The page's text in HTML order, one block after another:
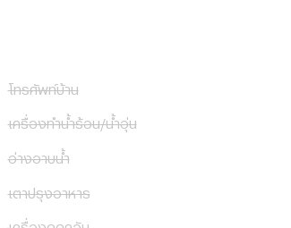
โทรศัพท์บ้าน
เครื่องทำน้ำร้อน/น้ำอุ่น
อ่างอาบน้ำ
เตาปรุงอาหาร
เครื่องดูดควัน